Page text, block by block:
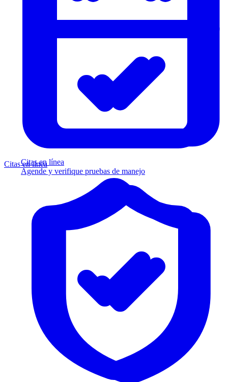
Citas en línea
Agende y verifique pruebas de manejo
Citas en línea